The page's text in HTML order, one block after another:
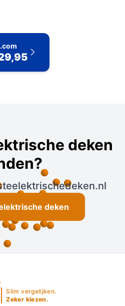
deken
deken
Slim vergelijken.
Zeker kiezen.